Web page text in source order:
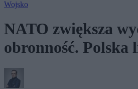
Wojsko
NATO zwiększa
obronność. Polska